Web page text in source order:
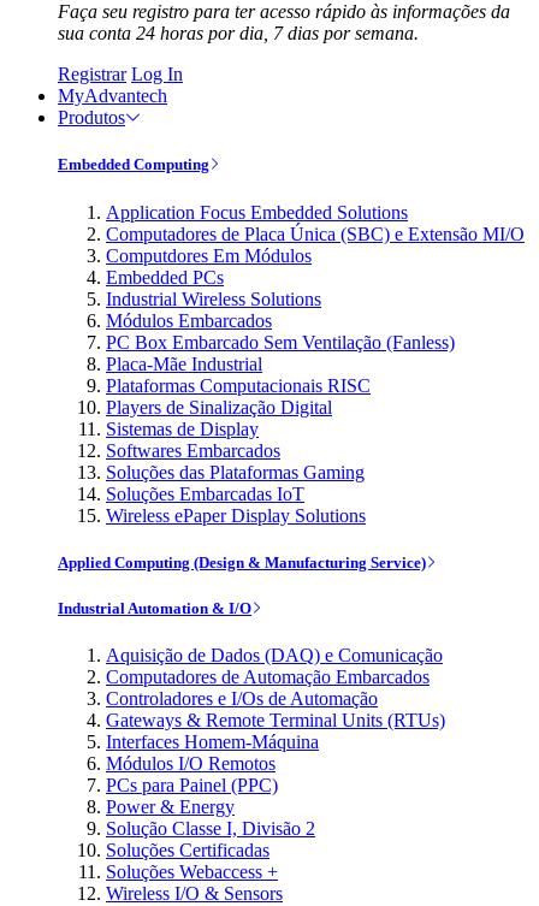
Faça seu registro para ter acesso rápido às informações da
sua conta 24 horas por dia, 7 dias por semana.
Registrar Log In
MyAdvantech
Produtos
Embedded Computing
Application Focus Embedded Solutions
Computadores de Placa Única (SBC) e Extensão MI/O
Computdores Em Módulos
Embedded PCs
Industrial Wireless Solutions
Módulos Embarcados
PC Box Embarcado Sem Ventilação (Fanless)
Placa-Mãe Industrial
Plataformas Computacionais RISC
Players de Sinalização Digital
Sistemas de Display
Softwares Embarcados
Soluções das Plataformas Gaming
Soluções Embarcadas IoT
Wireless ePaper Display Solutions
Applied Computing (Design & Manufacturing Service)
Industrial Automation & I/O
Aquisição de Dados (DAQ) e Comunicação
Computadores de Automação Embarcados
Controladores e I/Os de Automação
Gateways & Remote Terminal Units (RTUs)
Interfaces Homem-Máquina
Módulos I/O Remotos
PCs para Painel (PPC)
Power & Energy
Solução Classe I, Divisão 2
Soluções Certificadas
Soluções Webaccess +
Wireless I/O & Sensors